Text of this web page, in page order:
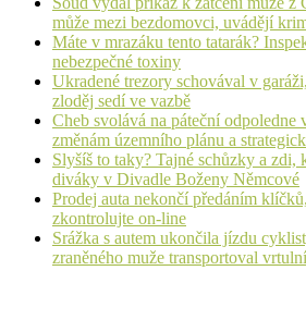
může mezi bezdomovci, uvádějí
Máte v mrazáku tento tatarák?
nebezpečné toxiny
Ukradené trezory schovával v
zloděj sedí ve vazbě
Cheb svolává na páteční odpoledne
změnám územního plánu a
Slyšíš to taky? Tajné schůzky a zdi,
diváky v Divadle Boženy Němcové
Prodej auta nekončí předáním
zkontrolujte on-line
Srážka s autem ukončila jízdu
zraněného muže transportoval